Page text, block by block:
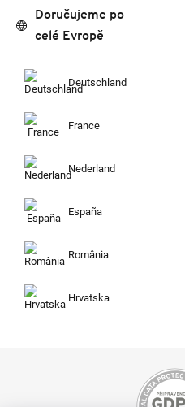
Doručujeme po
celé Evropě
Deutschland
France
Nederland
España
România
Hrvatska